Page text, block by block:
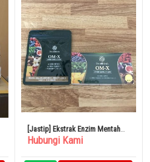
[Jastip] Ekstrak Enzim Mentah
Fermentasi OM-X
Hubungi Kami